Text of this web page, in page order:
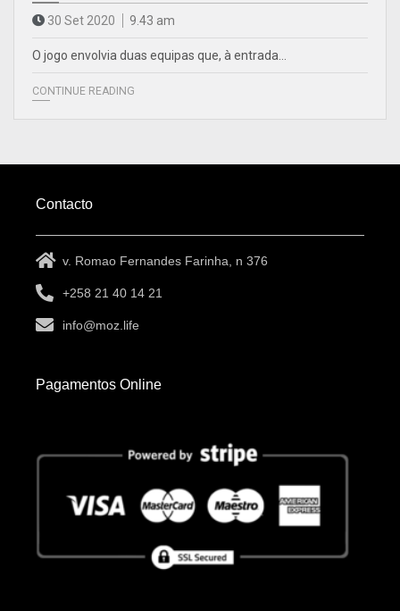
30 Set 2020 9.43 am
O jogo envolvia duas equipas que, à entrada…
CONTINUE READING
Contacto
v. Romao Fernandes Farinha, n 376
+258 21 40 14 21
info@moz.life
Pagamentos Online